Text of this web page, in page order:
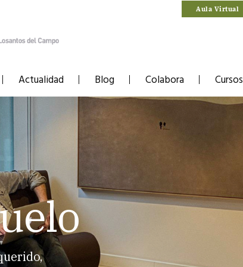
Aula Virtual
Actualidad Blog Colabora Cursos